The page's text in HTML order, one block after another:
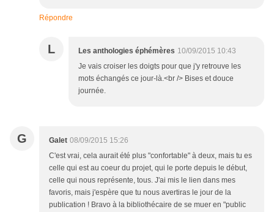
Répondre
L Les anthologies éphémères 10/09/2015 10:43
Je vais croiser les doigts pour que j'y retrouve les
mots échangés ce jour-là.<br /> Bises et douce
journée.
G Galet 08/09/2015 15:26
C'est vrai, cela aurait été plus "confortable" à deux, mais tu es
celle qui est au coeur du projet, qui le porte depuis le début,
celle qui nous représente, tous. J'ai mis le lien dans mes
favoris, mais j'espère que tu nous avertiras le jour de la
publication ! Bravo à la bibliothécaire de se muer en "public